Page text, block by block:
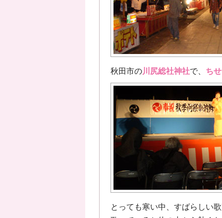
秋田市の川尻総社神社で、 ちせ
とっても寒い中、すばらしい